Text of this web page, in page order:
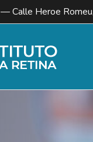
— Calle Heroe